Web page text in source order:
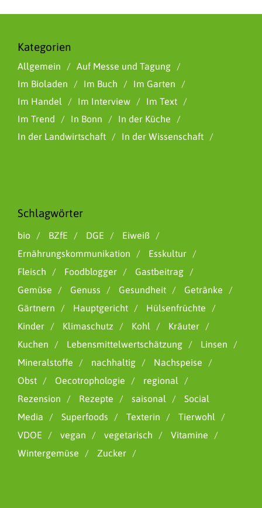
Kategorien
Allgemein
Auf Messe und Tagung
Im Bioladen
Im Buch
Im Garten
Im Handel
Im Interview
Im Text
Im Trend
In Bonn
In der Küche
In der Landwirtschaft
In der Wissenschaft
Schlagwörter
bio BZfE DGE
Eiweiß
Ernährungskommunikation
Esskultur
Fleisch
Foodblogger
Gastbeitrag
Gemüse
Genuss Gesundheit
Getränke
Gärtnern
Hauptgericht
Hülsenfrüchte
Kinder
Klimaschutz Kohl
Kräuter
Kuchen
Lebensmittelwertschätzung
Linsen
Mineralstoffe
nachhaltig
Nachspeise
Obst
Oecotrophologie
regional
Rezension
Rezepte saisonal
Social
Media
Superfoods Texterin
Tierwohl
VDOE
vegan vegetarisch
Vitamine
Wintergemüse
Zucker